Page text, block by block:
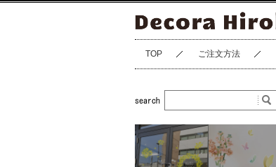
TOP ご注文方法